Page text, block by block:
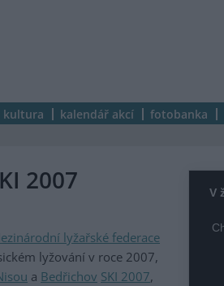
kultura kalendář akcí fotobanka
2007
lyžařské federace
lyžování v roce 2007,
a Bedřichov SKI 2007,